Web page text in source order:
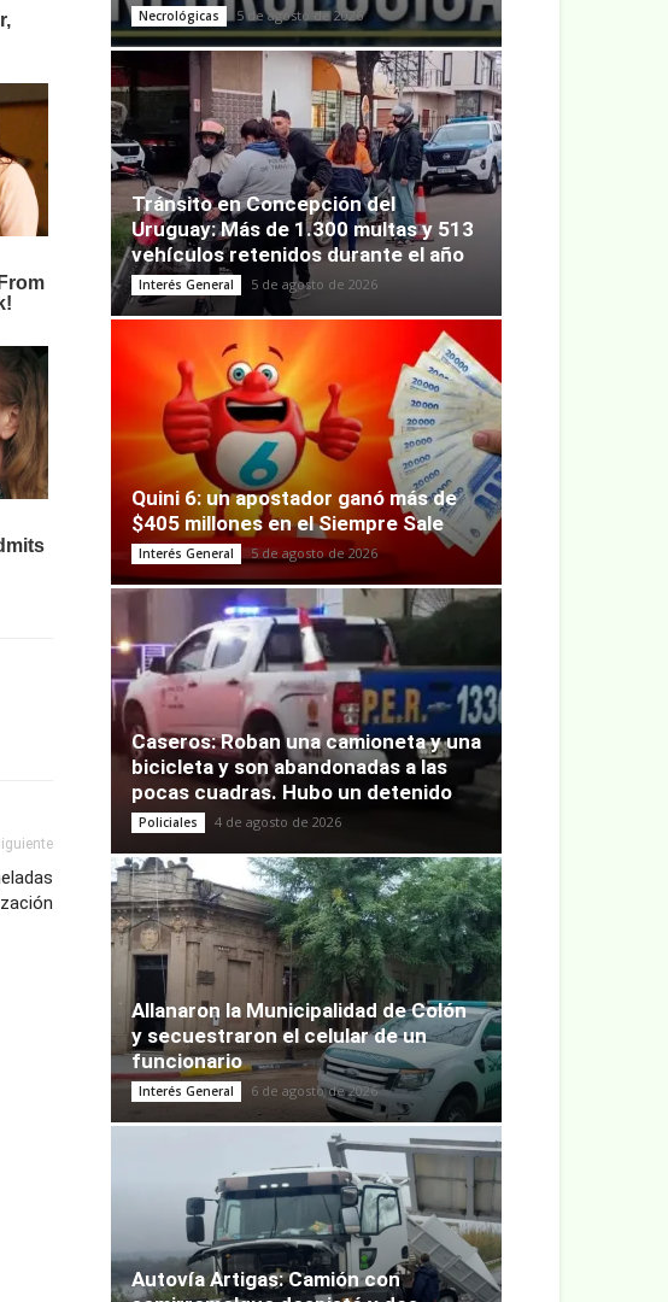
Necrológicas 5 de agosto de 2026
Tránsito en Concepción del
Uruguay: Más de 1.300 multas y 513
vehículos retenidos durante el año
Interés General 5 de agosto de 2026
Quini 6: un apostador ganó más de
$405 millones en el Siempre Sale
Interés General 5 de agosto de 2026
Caseros: Roban una camioneta y una
bicicleta y son abandonadas a las
pocas cuadras. Hubo un detenido
Policiales 4 de agosto de 2026
Allanaron la Municipalidad de Colón
y secuestraron el celular de un
funcionario
Interés General 6 de agosto de 2026
Autovía Artigas: Camión con